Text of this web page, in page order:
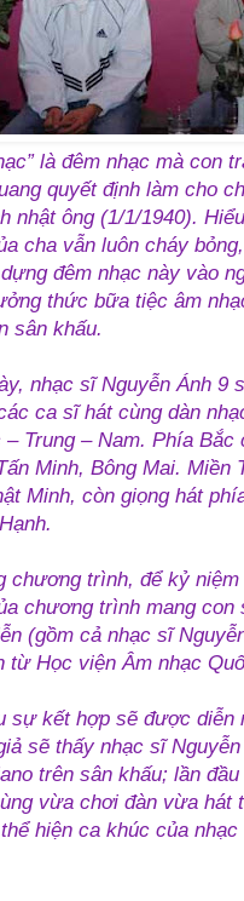
là đêm nhạc mà con
quyết định làm cho
nhật ông (1/1/1940).
cha vẫn luôn cháy
đêm nhạc này vào
thức bữa tiệc âm
sân khấu.
nhạc sĩ Nguyễn Ánh 9
ca sĩ hát cùng dàn
– Trung – Nam. Phía
Minh, Bông Mai.
Minh, còn giọng hát
chương trình, để kỷ
chương trình mang
(gồm cả nhạc sĩ
từ Học viện Âm nhạc
sự kết hợp sẽ được diễn
sẽ thấy nhạc sĩ
trên sân khấu; lần
vừa chơi đàn vừa hát
hiện ca khúc của